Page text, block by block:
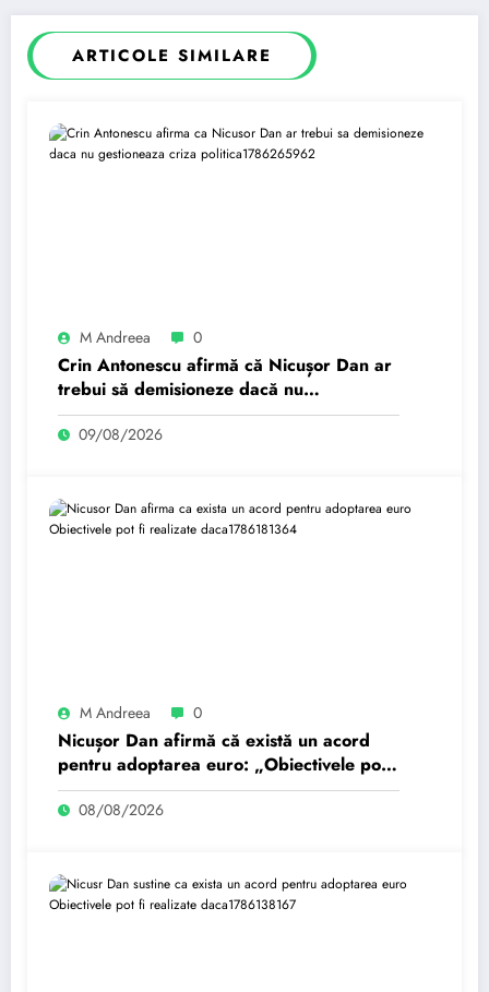
ARTICOLE SIMILARE
M Andreea 0
Crin Antonescu afirmă că Nicușor Dan ar
trebui să demisioneze dacă nu
gestionează criza politică.
09/08/2026
M Andreea 0
Nicușor Dan afirmă că există un acord
pentru adoptarea euro: „Obiectivele pot
fi realizate dacă…
08/08/2026